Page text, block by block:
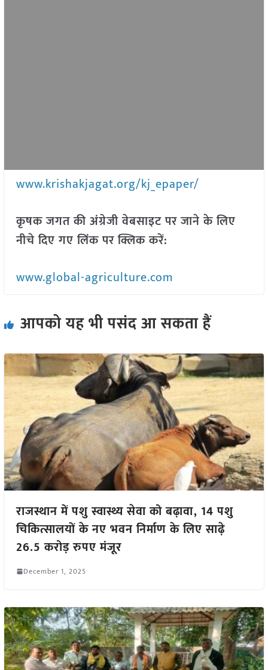
www.krishakjagat.org/kj_epaper/
कृषक जगत की अंग्रेजी वेबसाइट पर जाने के लिए
नीचे दिए गए लिंक पर क्लिक करें:
www.global-agriculture.com
आपको यह भी पसंद आ सकता हैं
राजस्थान में पशु स्वास्थ्य सेवा को बढ़ावा, 14 पशु
चिकित्सालयों के नए भवन निर्माण के लिए साढ़े
26.5 करोड़ रुपए मंजूर
December 1, 2025